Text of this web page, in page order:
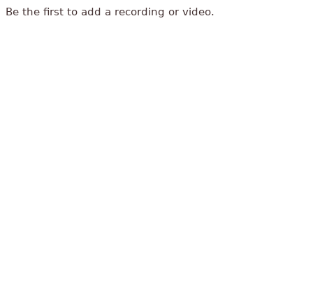
Be the first to add a recording or video.